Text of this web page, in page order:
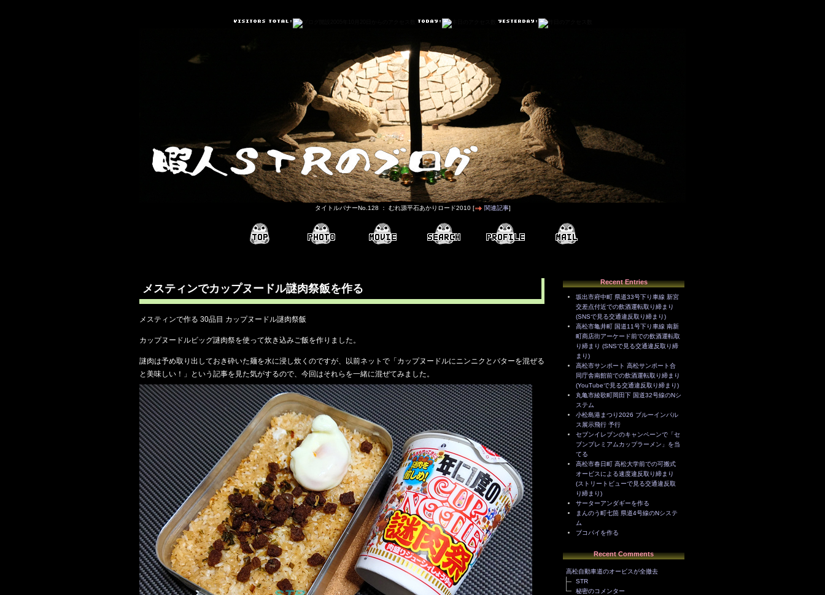
タイトルバナーNo.128 ： むれ源平石あかりロード2010 [ 関連記事]
メスティンでカップヌードル謎肉祭飯を作る
メスティンで作る 30品目 カップヌードル謎肉祭飯
カップヌードルビッグ謎肉祭を使って炊き込みご飯を作りました。
謎肉は予め取り出しておき砕いた麺を水に浸し炊くのですが、以前ネットで「カップヌードルにニンニクとバターを混ぜる
と美味しい！」という記事を見た気がするので、今回はそれらを一緒に混ぜてみました。
Recent Entries
坂出市府中町 県道33号下り車線 新宮
交差点付近での飲酒運転取り締まり
(SNSで見る交通違反取り締まり)
高松市亀井町 国道11号下り車線 南新
町商店街アーケード前での飲酒運転取
り締まり (SNSで見る交通違反取り締
まり)
高松市サンポート 高松サンポート合
同庁舎南館前での飲酒運転取り締まり
(YouTubeで見る交通違反取り締まり)
丸亀市綾歌町岡田下 国道32号線のNシ
ステム
小松島港まつり2026 ブルーインパル
ス展示飛行 予行
セブンイレブンのキャンペーンで「セ
ブンプレミアムカップラーメン」を当
てる
高松市春日町 高松大学前での可搬式
オービスによる速度違反取り締まり
(ストリートビューで見る交通違反取
り締まり)
サーターアンダギーを作る
まんのう町七箇 県道4号線のNシステ
ム
ブコパイを作る
Recent Comments
高松自動車道のオービスが全撤去
STR
秘密のコメンター